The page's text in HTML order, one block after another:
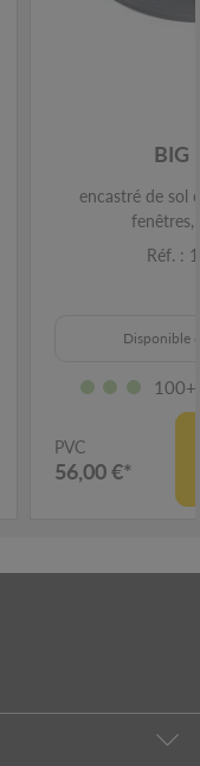
BIG
encastré de sol
fenêtres,
Réf. :
Disponible
100+
PVC
56,00 €*